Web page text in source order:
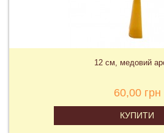
12 см, медовий
60,00 грн
КУПИТИ